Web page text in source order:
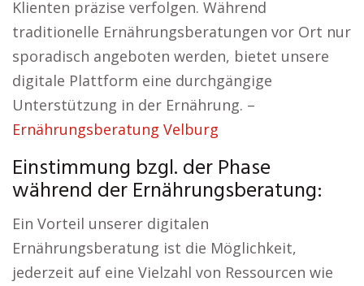
Klienten präzise verfolgen. Während
traditionelle Ernährungsberatungen vor Ort nur
sporadisch angeboten werden, bietet unsere
digitale Plattform eine durchgängige
Unterstützung in der Ernährung. –
Ernährungsberatung Velburg
Einstimmung bzgl. der Phase
während der Ernährungsberatung:
Ein Vorteil unserer digitalen
Ernährungsberatung ist die Möglichkeit,
jederzeit auf eine Vielzahl von Ressourcen wie